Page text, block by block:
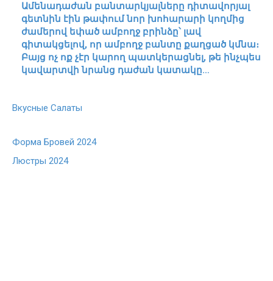
Ամենադաժան բանտարկյալները դիտավորյալ
գետնին էին թափում նոր խոհարարի կողմից
ժամերով եփած ամբողջ բրինձը՝ լավ
գիտակցելով, որ ամբողջ բանտը քաղցած կմնա։
Բայց ոչ ոք չէր կարող պատկերացնել, թե ինչպես
կավարտվի նրանց դաժան կատակը…
Вкусные Салаты
Форма Бровей 2024
Люстры 2024